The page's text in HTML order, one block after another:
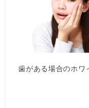
歯がある場合のホ